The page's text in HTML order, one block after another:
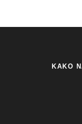
KAKO